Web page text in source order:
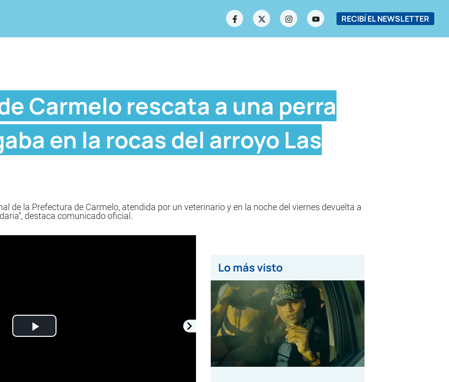
RECIBÍ EL NEWSLETTER
Carmelo rescata a una perra
en la rocas del arroyo Las
de la Prefectura de Carmelo, atendida por un veterinario y en la noche del viernes devuelta a
destaca comunicado oficial.
Play
Lo más visto